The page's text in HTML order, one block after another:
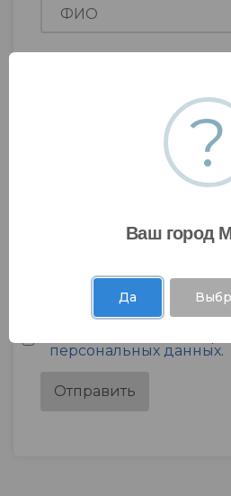
персональных данных.
?
Ваш город
Да